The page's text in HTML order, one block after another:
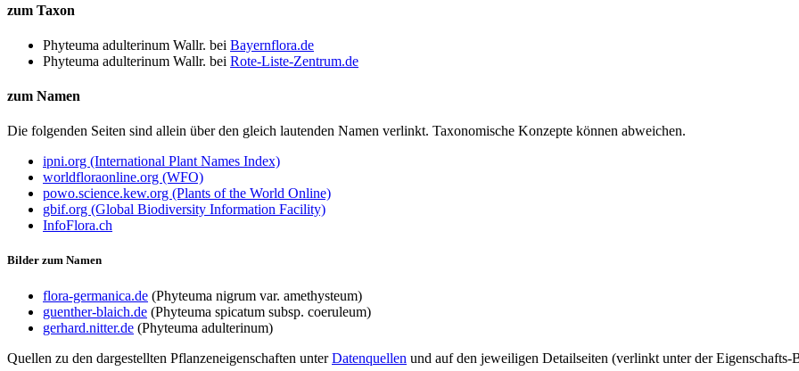
zum Taxon
Phyteuma adulterinum Wallr. bei Bayernflora.de
Phyteuma adulterinum Wallr. bei Rote-Liste-Zentrum.de
zum Namen
Die folgenden Seiten sind allein über den gleich lautenden Namen verlinkt. Taxonomische Konzepte können abweichen.
ipni.org (International Plant Names Index)
worldfloraonline.org (WFO)
powo.science.kew.org (Plants of the World Online)
gbif.org (Global Biodiversity Information Facility)
InfoFlora.ch
Bilder zum Namen
flora-germanica.de (Phyteuma nigrum var. amethysteum)
guenther-blaich.de (Phyteuma spicatum subsp. coeruleum)
gerhard.nitter.de (Phyteuma adulterinum)
Quellen zu den dargestellten Pflanzeneigenschaften unterDatenquellen und auf den jeweiligen Detailseiten (verlinkt unter der Eigenschafts-